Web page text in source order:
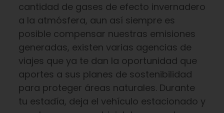
cantidad de gases de efecto invernadero
a la atmósfera, aun así siempre es
posible compensar nuestras emisiones
generadas, existen varias agencias de
viajes que ya te dan la oportunidad que
aportes a sus planes de sostenibilidad
para proteger áreas naturales. Durante
tu estadía, deja el vehículo estacionado y